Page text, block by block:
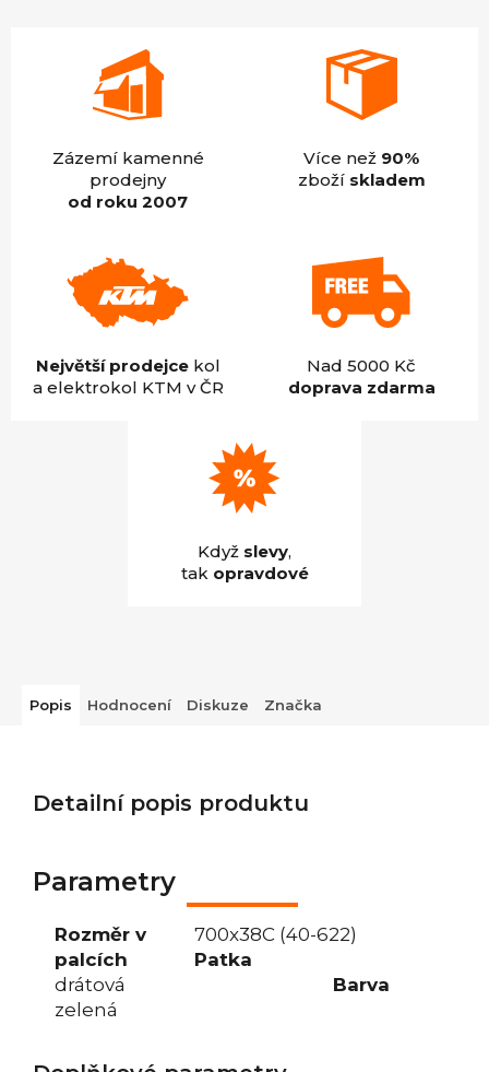
Zázemí kamenné
prodejny
od roku 2007
Více než 90%
zboží skladem
Největší prodejcekol
a elektrokol KTM v ČR
Nad 5000 Kč
doprava zdarma
Když slevy,
tak opravdové
Popis Hodnocení Diskuze Značka
Detailní popis produktu
Parametry
Rozměr v
palcích
700x38C (40-622)
Patka
drátová
Barva
zelená